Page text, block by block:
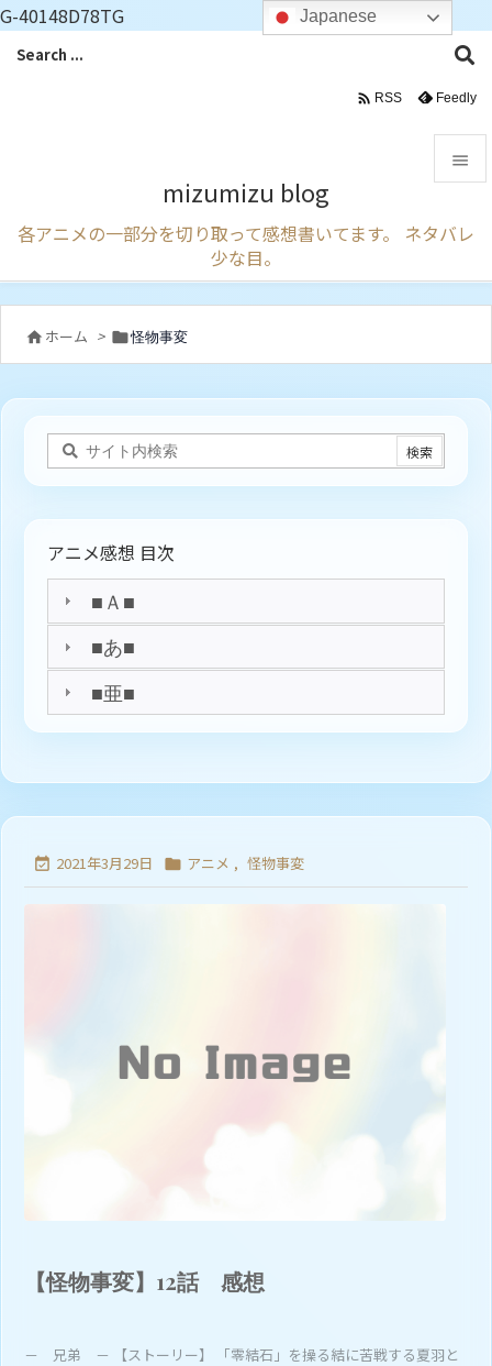
G-40148D78TG
mizumizu blog
各アニメの一部分を切り取って感想書いてます。 ネタバレ
少な目。

メニュ
前へ

検索
 RSS Feedly
 ホーム > 怪物事変
アニメ感想 目次
■Ａ■
■あ■
■亜■
 2021年3月29日  アニメ , 怪物事変
【怪物事変】12話 感想
－ 兄弟 － 【ストーリー】 「零結石」を操る結に苦戦する夏羽と
Japanese